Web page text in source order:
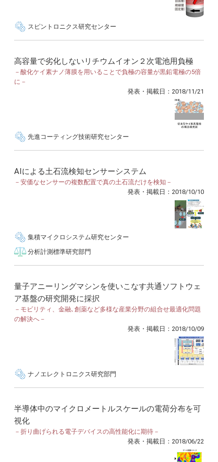
スピントロニクス研究センター
高容量で劣化しないリチウムイオン２次電池用負極
－酸化ケイ素ナノ薄膜を用いることで負極の容量が黒鉛電極の5倍
に－
発表・掲載日：2018/11/21
先進コーティング技術研究センター
AIによる土石流検知センサーシステム
－安価なセンサーの複数配置で真の土石流だけを検知－
発表・掲載日：2018/10/10
集積マイクロシステム研究センター
分析計測標準研究部門
量子アニーリングマシンを使いこなす共通ソフトウェ
ア基盤の研究開発に採択
－モビリティ、金融､創薬など多様な産業分野の組合せ最適化問題
の解決へ－
発表・掲載日：2018/10/09
ナノエレクトロニクス研究部門
半導体中のマイクロメートルスケールの電荷分布を可
視化
－折り曲げられる電子デバイスの高性能化に期待－
発表・掲載日：2018/06/22